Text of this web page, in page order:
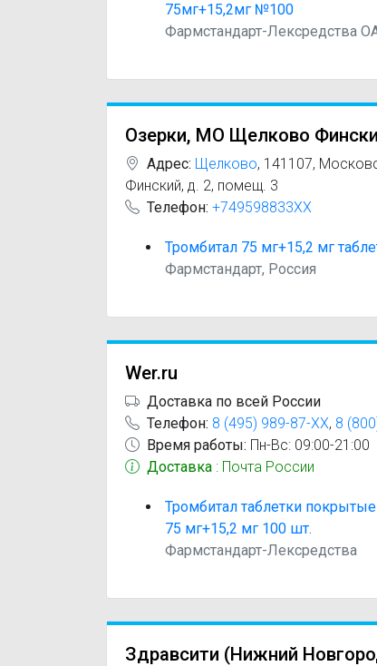
75мг+15,2мг №100
Фармстандарт-Лексредства
Озерки, МО Щелково
Адрес: Щелково, 141107,
Финский, д. 2, помещ. 3
Телефон: +749598833XX
Тромбитал 75 мг+15,2 мг
Фармстандарт, Россия
Wer.ru
Доставка по всей России
Телефон: 8 (495) 989-87-XX, 8
Время работы: Пн-Вс: 09:00-21:00
Доставка : Почта России
Тромбитал таблетки
75 мг+15,2 мг 100 шт.
Фармстандарт-Лексредства
Здравсити (‎Нижний